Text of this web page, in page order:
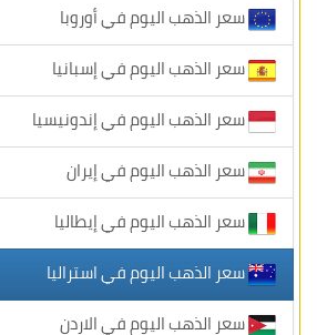
سعر الذهب اليوم في أوروبا
سعر الذهب اليوم في إسبانيا
سعر الذهب اليوم في إندونيسيا
سعر الذهب اليوم في إيران
سعر الذهب اليوم في إيطاليا
سعر الذهب اليوم في استراليا
سعر الذهب اليوم في الاردن